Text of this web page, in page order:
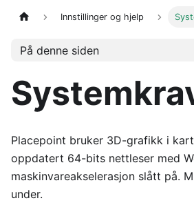
Innstillinger og hjelp
På denne siden
Placepoint bruker 3D-grafikk i
oppdatert 64-bits nettleser med
maskinvareakselerasjon slått på.
under.